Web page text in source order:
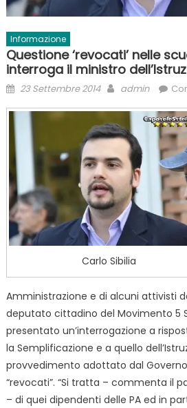
Informazione
Questione ‘revocati’ nelle
interroga il ministro
Posted
23 Settembre 2014 Author
admin
Carlo Sibilia
Amministrazione e di alcuni attivisti
deputato cittadino del Movimento 5
presentato un’interrogazione a
la Semplificazione e a quello
provvedimento adottato dal
“revocati”. “Si tratta – commenta il
– di quei dipendenti delle PA ed in